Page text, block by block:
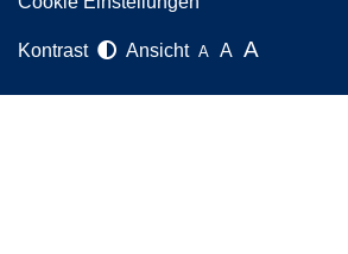
Kontrast Ansicht A A A